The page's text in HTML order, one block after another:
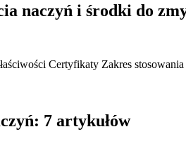
naczyń i środki do
Certyfikaty Zakres stosowania
7 artykułów